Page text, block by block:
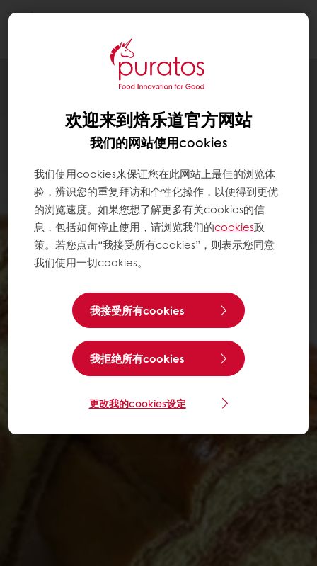
欢迎来到焙乐道官方网站
我们的网站使用cookies
我们使用cookies来保证您在此网站上最佳的浏览体
验，辨识您的重复拜访和个性化操作，以便得到更优
的浏览速度。如果您想了解更多有关cookies的信
息，包括如何停止使用，请浏览我们的cookies政
策。若您点击“我接受所有cookies”，则表示您同意
我们使用一切cookies。
我接受所有cookies
我拒绝所有cookies
更改我的cookies设定